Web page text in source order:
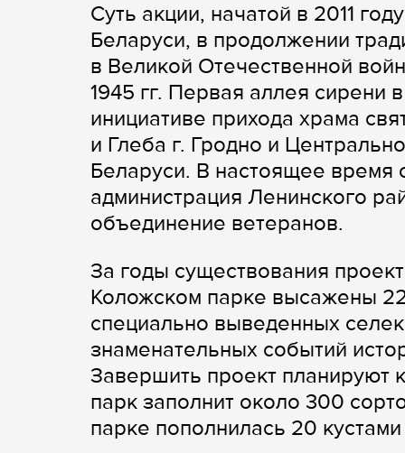
Суть акции, начатой в 2011
Беларуси, в продолжении
в Великой Отечественной
1945 гг. Первая аллея сирени
инициативе прихода храма
и Глеба г. Гродно и
Беларуси. В настоящее время
администрация Ленинского
объединение ветеранов.
За годы существования
Коложском парке высажены
специально выведенных
знаменательных событий
Завершить проект планируют
парк заполнит около 300
парке пополнилась 20